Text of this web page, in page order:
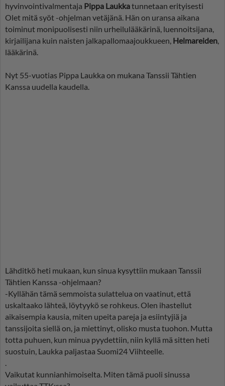
hyvinvointivalmentaja Pippa Laukkatunnetaan erityisesti
Olet mitä syöt -ohjelman vetäjänä. Hän on uransa aikana
toiminut monipuolisesti niin urheilulääkärinä, luennoitsijana,
kirjailijana kuin naisten jalkapallomaajoukkueen, Helmareiden
lääkärinä.
Nyt 55-vuotias Pippa Laukka on mukana Tanssii Tähtien
Kanssa uudella kaudella.
Lähditkö heti mukaan, kun sinua kysyttiin mukaan Tanssii
Tähtien Kanssa -ohjelmaan?
-Kyllähän tämä semmoista sulattelua on vaatinut, että
uskaltaako lähteä, löytyykö se rohkeus. Olen ihastellut
aikaisempia kausia, miten upeita pareja ja esiintyjiä ja
tanssijoita siellä on, ja miettinyt, olisko musta tuohon. Mutta
totta puhuen, kun minua pyydettiin, niin kyllä mä sitten heti
suostuin, Laukka paljastaa Suomi24 Viihteelle.
Vaikutat kunnianhimoiselta. Miten tämä puoli sinussa